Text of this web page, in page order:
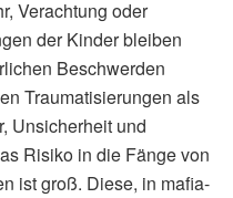
Verachtung oder
der Kinder bleiben
Beschwerden
Traumatisierungen als
Unsicherheit und
Risiko in die Fänge von
ist groß. Diese, in mafia-